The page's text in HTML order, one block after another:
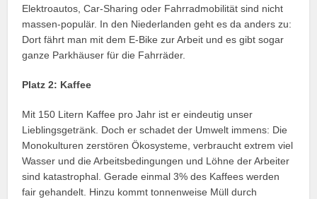
Elektroautos, Car-Sharing oder Fahrradmobilität sind nicht
massen-populär. In den Niederlanden geht es da anders zu:
Dort fährt man mit dem E-Bike zur Arbeit und es gibt sogar
ganze Parkhäuser für die Fahrräder.
Platz 2: Kaffee
Mit 150 Litern Kaffee pro Jahr ist er eindeutig unser
Lieblingsgetränk. Doch er schadet der Umwelt immens: Die
Monokulturen zerstören Ökosysteme, verbraucht extrem viel
Wasser und die Arbeitsbedingungen und Löhne der Arbeiter
sind katastrophal. Gerade einmal 3% des Kaffees werden
fair gehandelt. Hinzu kommt tonnenweise Müll durch